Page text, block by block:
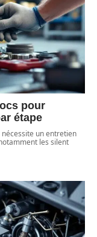
pour
étape
un entretien
les silent